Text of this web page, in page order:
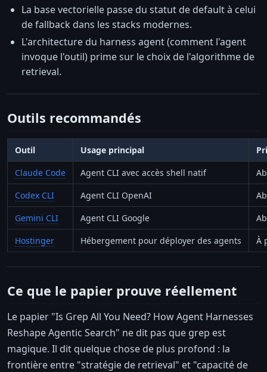
La base vectorielle passe du statut de default à celui
de fallback dans les stacks modernes.
L'architecture du harness agent (comment l'agent
invoque l'outil) prime sur le choix de l'algorithme de
retrieval.
Outils recommandés
Outil Usage principal
Claude Code
Agent CLI avec accès shell natif
Codex CLI
Agent CLI OpenAI
Gemini CLI
Agent CLI Google
Hostinger
Hébergement pour déployer des agents À
Ce que le papier prouve réellement
Le papier "Is Grep All You Need? How Agent Harnesses
Reshape Agentic Search" ne dit pas que grep est
magique. Il dit quelque chose de plus profond : la
frontière entre "stratégie de retrieval" et "capacité de